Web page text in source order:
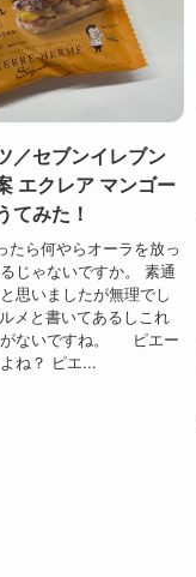
／セブンイレブン
エクレア マンゴー
てみた！
たら何やらオーラを放っ
じゃないですか。 素通
思いましたが無理でし
メと書いてあるしこれ
がないですね。 ピエー
ね？ ピエ...